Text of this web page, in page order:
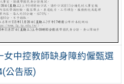
女中控教師缺身障約僱甄選
公告版)